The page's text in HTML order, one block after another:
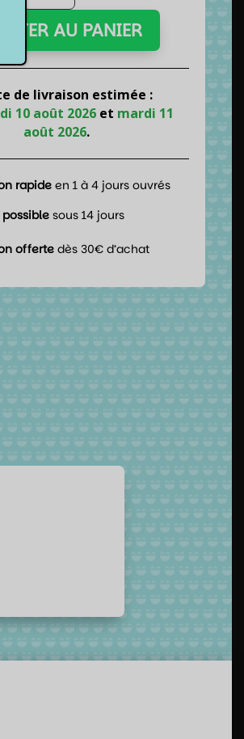
de
7
pour
JDR
-
AU PANIER
de livraison estimée :
10 août 2026et mardi 11
août 2026.
rapideen 1 à 4 jours ouvrés
possiblesous 14 jours
offerte dès 30€ d’achat